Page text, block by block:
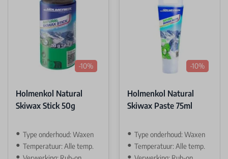
-10%
Holmenkol Natural
Skiwax Stick 50g
Type onderhoud: Waxen
Temperatuur: Alle temp.
-10%
Holmenkol Natural
Skiwax Paste 75ml
Type onderhoud: Waxen
Temperatuur: Alle temp.